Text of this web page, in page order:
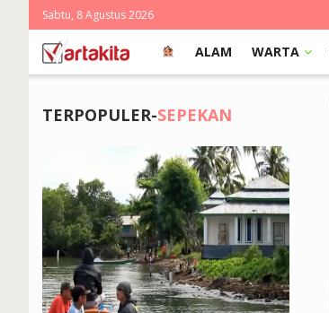
Sabtu, 8 Agustus 2026
ALAM WARTA
TERPOPULER-SEPEKAN